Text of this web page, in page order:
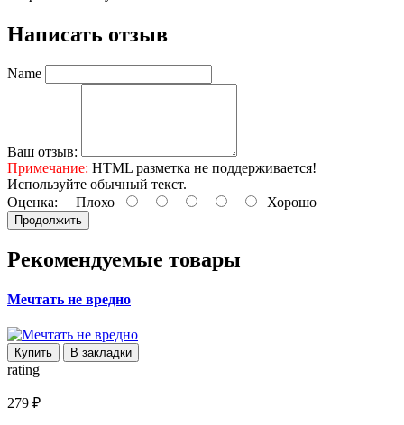
Написать отзыв
Name
Ваш отзыв:
Примечание: HTML разметка не поддерживается!
Используйте обычный текст.
Оценка: Плохо Хорошо
Продолжить
Рекомендуемые товары
Мечтать не вредно
Купить В закладки
rating
279 ₽